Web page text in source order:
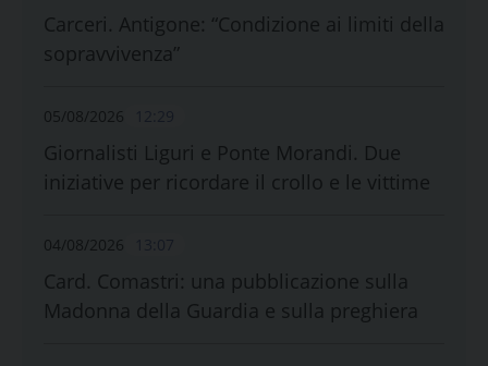
Carceri. Antigone: “Condizione ai limiti della
sopravvivenza”
05/08/2026
Giornalisti Liguri e Ponte Morandi. Due
iniziative per ricordare il crollo e le vittime
04/08/2026
Card. Comastri: una pubblicazione sulla
Madonna della Guardia e sulla preghiera